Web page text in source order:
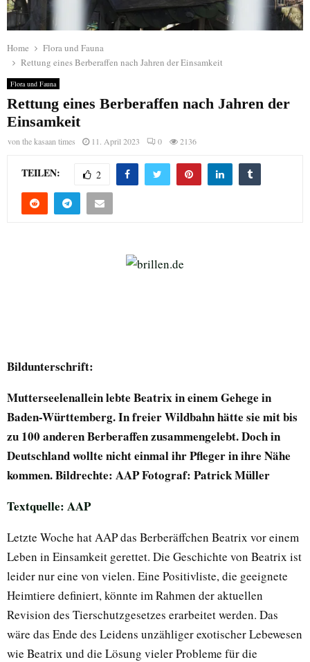
Home
Flora und Fauna
Rettung eines Berberaffen nach Jahren der Einsamkeit
Flora und Fauna
Rettung eines Berberaffen nach Jahren der
Einsamkeit
vonthe kasaan times 11. April 2023 0 2136
TEILEN: 2
Bildunterschrift:
Mutterseelenallein lebte Beatrix in einem Gehege in
Baden-Württemberg. In freier Wildbahn hätte sie mit bis
zu 100 anderen Berberaffen zusammengelebt. Doch in
Deutschland wollte nicht einmal ihr Pfleger in ihre Nähe
kommen. Bildrechte: AAP Fotograf: Patrick Müller
Textquelle: AAP
Letzte Woche hat AAP das Berberäffchen Beatrix vor einem
Leben in Einsamkeit gerettet. Die Geschichte von Beatrix ist
leider nur eine von vielen. Eine Positivliste, die geeignete
Heimtiere definiert, könnte im Rahmen der aktuellen
Revision des Tierschutzgesetzes erarbeitet werden. Das
wäre das Ende des Leidens unzähliger exotischer Lebewesen
wie Beatrix und die Lösung vieler Probleme für die